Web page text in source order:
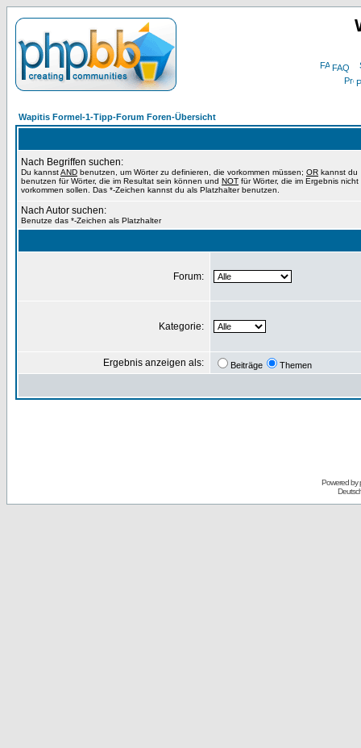
FAQ
Wapitis Formel-1-Tipp-Forum Foren-Übersicht
Nach Begriffen suchen:
Du kannstAND benutzen, um Wörter zu definieren, die vorkommen müssen; OR kannst du
benutzen für Wörter, die im Resultat sein können und NOT für Wörter, die im Ergebnis nicht
vorkommen sollen. Das *-Zeichen kannst du als Platzhalter benutzen.
Nach Autor suchen:
Benutze das *-Zeichen als Platzhalter
Forum:
Kategorie:
Ergebnis anzeigen als: Beiträge Themen
Powered by